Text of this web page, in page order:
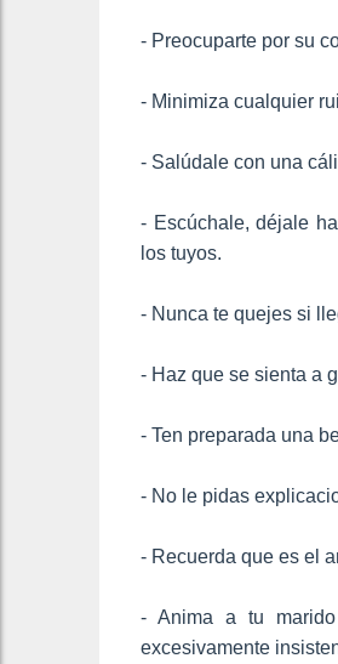
- Preocuparte por su
- Minimiza cualquier
- Salúdale con una
- Escúchale, déjale
los tuyos.
- Nunca te quejes si
- Haz que se sienta a
- Ten preparada una
- No le pidas
- Recuerda que es el
- Anima a tu
excesivamente